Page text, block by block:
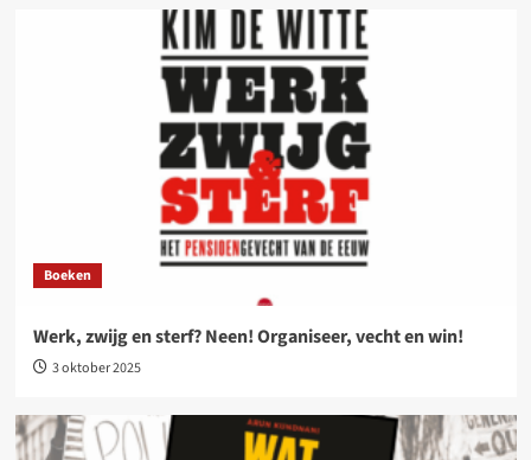
Boeken
Werk, zwijg en sterf? Neen! Organiseer, vecht en win!
3 oktober 2025